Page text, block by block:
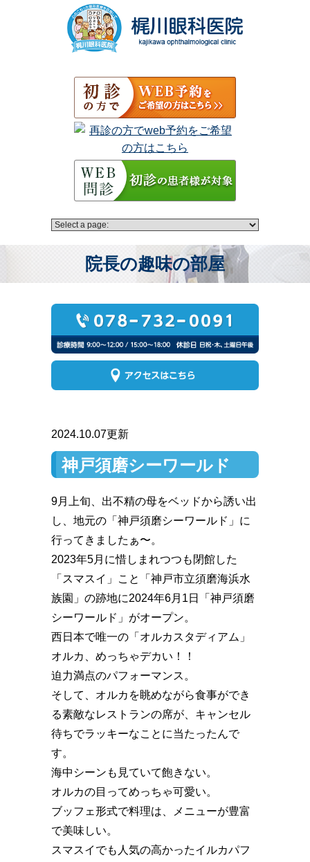
院長の趣味の部屋
2024.10.07更新
神戸須磨シーワールド
9月上旬、出不精の母をベッドから誘い出
し、地元の「神戸須磨シーワールド」に
行ってきましたぁ〜。
2023年5月に惜しまれつつも閉館した
「スマスイ」こと「神戸市立須磨海浜水
族園」の跡地に2024年6月1日「神戸須磨
シーワールド」がオープン。
西日本で唯一の「オルカスタディアム」
オルカ、めっちゃデカい！！
迫力満点のパフォーマンス。
そして、オルカを眺めながら食事ができ
る素敵なレストランの席が、キャンセル
待ちでラッキーなことに当たったんで
す。
海中シーンも見ていて飽きない。
オルカの目ってめっちゃ可愛い。
ブッフェ形式で料理は、メニューが豊富
で美味しい。
スマスイでも人気の高かったイルカパフ